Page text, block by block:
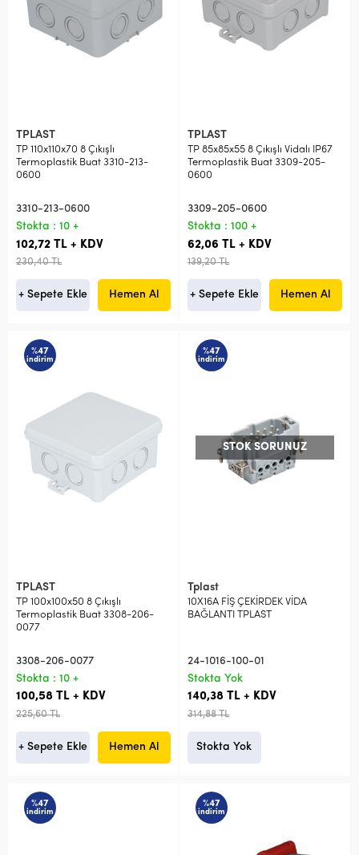
TPLAST
TP 110x110x70 8 Çıkışlı
Termoplastik Buat 3310-213-
0600
3310-213-0600
Stokta : 10 +
102,72 TL + KDV
230,40 TL
+ Sepete Ekle Hemen Al
TPLAST
TP 85x85x55 8 Çıkışlı Vidalı IP67
Termoplastik Buat 3309-205-
0600
3309-205-0600
Stokta : 100 +
62,06 TL + KDV
139,20 TL
+ Sepete Ekle Hemen Al
%47
indirim
TPLAST
TP 100x100x50 8 Çıkışlı
Termoplastik Buat 3308-206-
0077
3308-206-0077
Stokta : 10 +
100,58 TL + KDV
225,60 TL
+ Sepete Ekle Hemen Al
%47
indirim
STOK SORUNUZ
Tplast
10X16A FİŞ ÇEKİRDEK VİDA
BAĞLANTI TPLAST
24-1016-100-01
Stokta Yok
140,38 TL + KDV
314,88 TL
Stokta Yok
%47
indirim
%47
indirim